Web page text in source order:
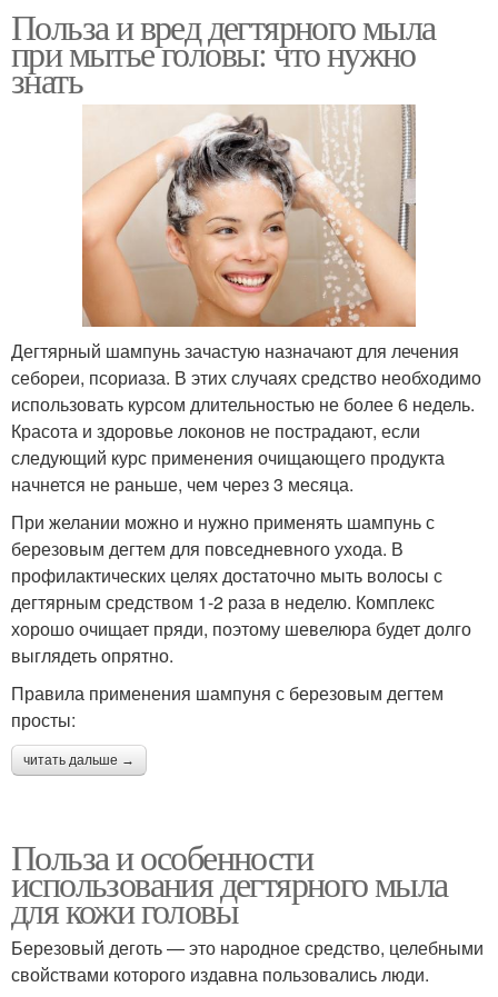
Польза и вред дегтярного мыла
при мытье головы: что нужно
знать
Дегтярный шампунь зачастую назначают для лечения
себореи, псориаза. В этих случаях средство необходимо
использовать курсом длительностью не более 6 недель.
Красота и здоровье локонов не пострадают, если
следующий курс применения очищающего продукта
начнется не раньше, чем через 3 месяца.
При желании можно и нужно применять шампунь с
березовым дегтем для повседневного ухода. В
профилактических целях достаточно мыть волосы с
дегтярным средством 1-2 раза в неделю. Комплекс
хорошо очищает пряди, поэтому шевелюра будет долго
выглядеть опрятно.
Правила применения шампуня с березовым дегтем
просты:
читать дальше →
Польза и особенности
использования дегтярного мыла
для кожи головы
Березовый деготь — это народное средство, целебными
свойствами которого издавна пользовались люди.